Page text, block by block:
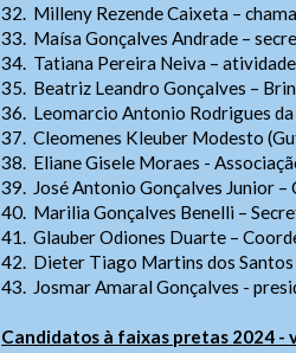
32. Milleny Rezende Caixeta –
33. Maísa Gonçalves Andrade –
34. Tatiana Pereira Neiva –
35. Beatriz Leandro Gonçalves –
36. Leomarcio Antonio Rodrigues
37. Cleomenes Kleuber Modesto
38. Eliane Gisele Moraes - Associaçã
39. José Antonio Gonçalves Junior
40. Marilia Gonçalves Benelli –
41. Glauber Odiones Duarte –
42. Dieter Tiago Martins dos Santos
43. Josmar Amaral Gonçalves -
Candidatos à faixas pretas 2024 -